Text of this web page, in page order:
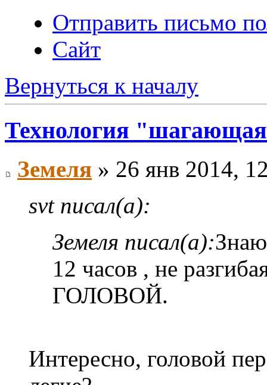
Отправить письмо
Сайт
Вернуться к началу
Технология
Земеля » 26 янв 2014,
svt писал(а):
Земеля писал(а):
12 часов , не
ГОЛОВОЙ.
Интересно, головой